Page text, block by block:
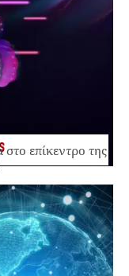
επίκεντρο της